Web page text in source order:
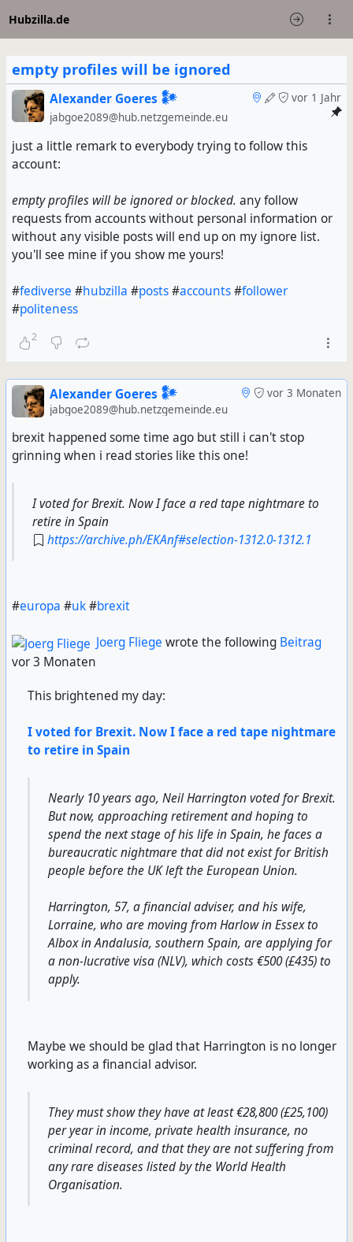
Hubzilla.de
empty profiles will be ignored
vor 1 Jahr
Alexander Goeres 𒀯
jabgoe2089@hub.netzgemeinde.eu
just a little remark to everybody trying to follow this
account:
empty profiles will be ignored or blocked. any follow
requests from accounts without personal information or
without any visible posts will end up on my ignore list.
you'll see mine if you show me yours!
#fediverse #hubzilla #posts#accounts#follower
#politeness
2
vor 3 Monaten
Alexander Goeres 𒀯
jabgoe2089@hub.netzgemeinde.eu
brexit happened some time ago but still i can't stop
grinning when i read stories like this one!
I voted for Brexit. Now I face a red tape nightmare to
retire in Spain
https://archive.ph/EKAnf#selection-1312.0-1312.1
#europa #uk#brexit
Joerg Fliege wrote the following Beitrag
vor 3 Monaten
This brightened my day:
I voted for Brexit. Now I face a red tape nightmare
to retire in Spain
Nearly 10 years ago, Neil Harrington voted for Brexit.
But now, approaching retirement and hoping to
spend the next stage of his life in Spain, he faces a
bureaucratic nightmare that did not exist for British
people before the UK left the European Union.
Harrington, 57, a financial adviser, and his wife,
Lorraine, who are moving from Harlow in Essex to
Albox in Andalusia, southern Spain, are applying for
a non-lucrative visa (NLV), which costs €500 (£435) to
apply.
Maybe we should be glad that Harrington is no longer
working as a financial advisor.
They must show they have at least €28,800 (£25,100)
per year in income, private health insurance, no
criminal record, and that they are not suffering from
any rare diseases listed by the World Health
Organisation.